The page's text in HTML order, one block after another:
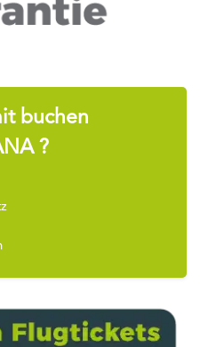
buchen
?